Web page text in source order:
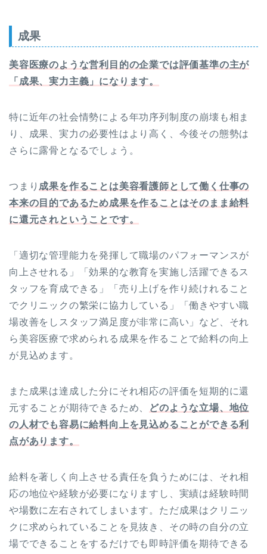
成果
美容医療のような営利目的の企業では評価基準の主が
「成果、実力主義」になります。
特に近年の社会情勢による年功序列制度の崩壊も相ま
り、成果、実力の必要性はより高く、今後その態勢は
さらに露骨となるでしょう。
つまり 成果を作ることは美容看護師として働く仕事の
本来の目的であるため成果を作ることはそのまま給料
に還元されということです。
「適切な管理能力を発揮して職場のパフォーマンスが
向上させれる」「効果的な教育を実施し活躍できるス
タッフを育成できる」「売り上げを作り続けれること
でクリニックの繁栄に協力している」「働きやすい職
場改善をしスタッフ満足度が非常に高い」など、それ
ら美容医療で求められる成果を作ることで給料の向上
が見込めます。
また成果は達成した分にそれ相応の評価を短期的に還
元することが期待できるため、
どのような立場、地位
の人材でも容易に給料向上を見込めることができる利
点があります。
給料を著しく向上させる責任を負うためには、それ相
応の地位や経験が必要になりますし、実績は経験時間
や場数に左右されてしまいます。ただ成果はクリニッ
クに求められていることを見抜き、その時の自分の立
場でできることをするだけでも即時評価を期待できる